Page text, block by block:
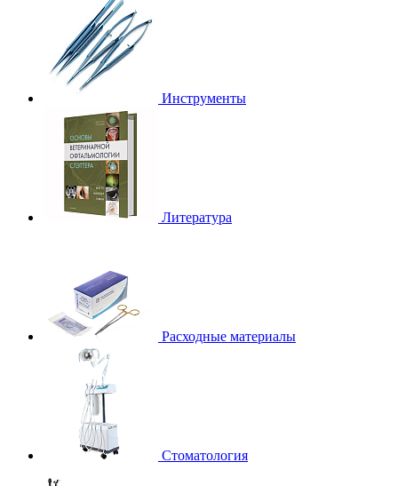
Инструменты
Литература
Расходные материалы
Стоматология